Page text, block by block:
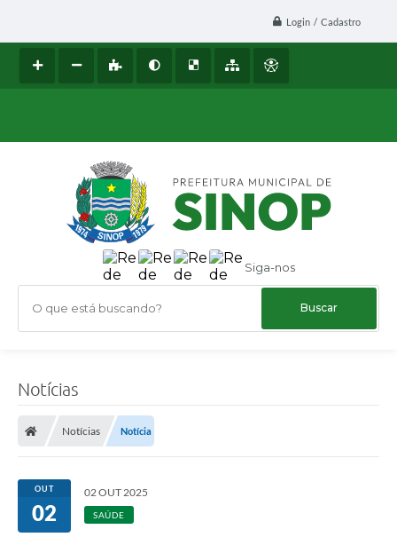
Login / Cadastro
Siga-nos
O que está buscando?
Notícias
Notícias Notícia
OUT
02
02 OUT 2025
SAÚDE